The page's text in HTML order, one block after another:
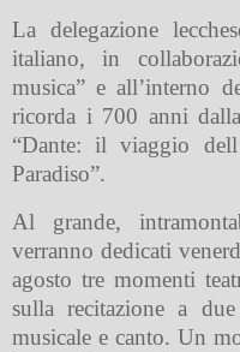
La delegazione
italiano, in
musica” e all’interno
ricorda i 700 anni
“Dante: il viaggio
Paradiso”.
Al grande,
verranno dedicati
agosto tre momenti
sulla recitazione a
musicale e canto. Un